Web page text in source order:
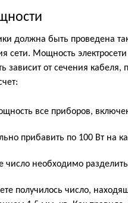
должна быть проведена
сети. Мощность
зависит от сечения кабеля,
все приборов,
прибавить по 100 Вт на
число необходимо
получилось число,